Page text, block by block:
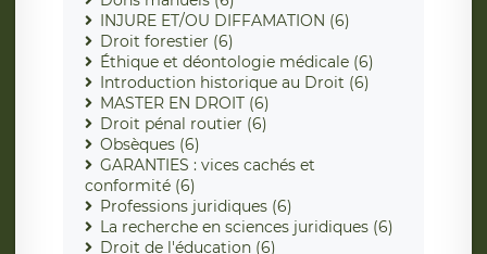
INJURE ET/OU DIFFAMATION (6)
Droit forestier (6)
Éthique et déontologie médicale (6)
Introduction historique au Droit (6)
MASTER EN DROIT (6)
Droit pénal routier (6)
Obsèques (6)
GARANTIES : vices cachés et
conformité (6)
Professions juridiques (6)
La recherche en sciences juridiques (6)
Droit de l'éducation (6)